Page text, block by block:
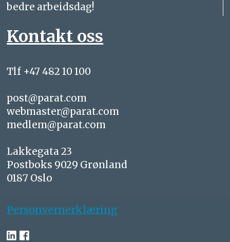
bedre arbeidsdag!
Kontakt oss
Tlf +47 482 10 100
post@parat.com
webmaster@parat.com
medlem@parat.com
Lakkegata 23
Postboks 9029 Grønland
0187 Oslo
Personvernerklæring